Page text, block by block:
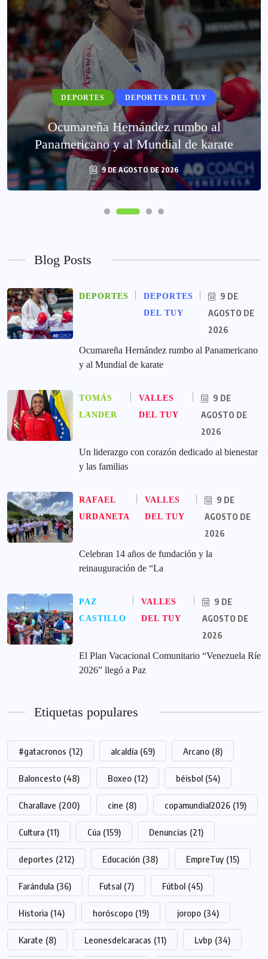
DEPORTES DEPORTES DEL TUY
Ocumareña Hernández rumbo al
Panamericano y al Mundial de karate
9 DE AGOSTO DE 2026
Blog Posts
DEPORTES
DEPORTES
DEL TUY
9 DE
AGOSTO DE
2026
Ocumareña Hernández rumbo al Panamericano
y al Mundial de karate
TOMÁS
LANDER
VALLES
DEL TUY
9 DE
AGOSTO DE
2026
Un liderazgo con corazón dedicado al bienestar
y las familias
RAFAEL
URDANETA
VALLES
DEL TUY
9 DE
AGOSTO DE
2026
Celebran 14 años de fundación y la
reinauguración de “La
PAZ
CASTILLO
VALLES
DEL TUY
9 DE
AGOSTO DE
2026
El Plan Vacacional Comunitario “Venezuela Ríe
2026” llegó a Paz
Etiquetas populares
#gatacronos (12) alcaldía (69) Arcano (8)
Baloncesto (48) Boxeo (12) béisbol (54)
Charallave (200) cine (8) copamundial2026 (19)
Cultura (11) Cúa (159) Denuncias (21)
deportes (212) Educación (38) EmpreTuy (15)
Farándula (36) Futsal (7) Fútbol (45)
Historia (14) horóscopo (19) joropo (34)
Karate (8) Leonesdelcaracas (11) Lvbp (34)